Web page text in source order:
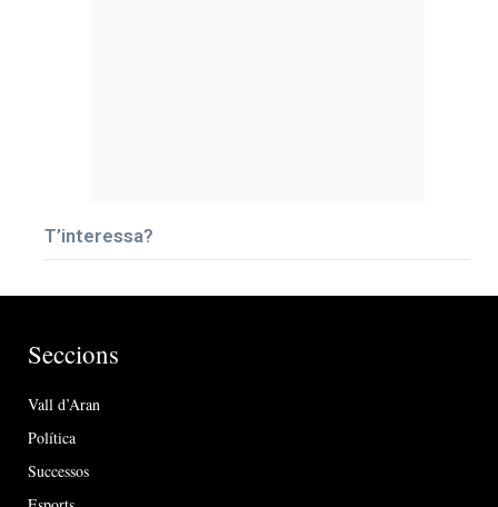
T’interessa?
Seccions
Vall d’Aran
Política
Successos